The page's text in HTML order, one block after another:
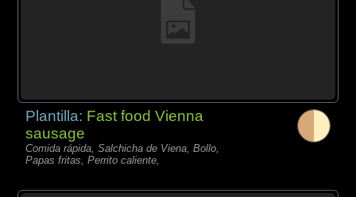
Plantilla: Fast food Vienna
sausage
Comida rápida, Salchicha de Viena, Bollo,
Papas fritas, Perrito caliente,